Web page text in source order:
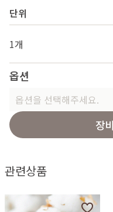
단위
1개
옵션
옵션을 선택해주세요.
장
관련상품